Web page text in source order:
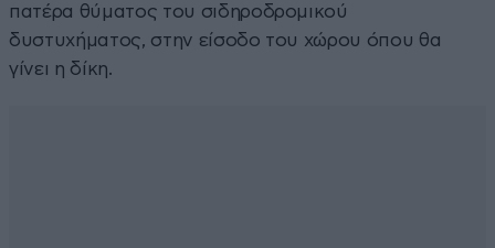
πατέρα θύματος του σιδηροδρομικού
δυστυχήματος, στην είσοδο του χώρου όπου θα
γίνει η δίκη.